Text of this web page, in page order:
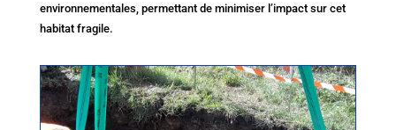
environnementales, permettant de minimiser l’impact sur cet
habitat fragile.